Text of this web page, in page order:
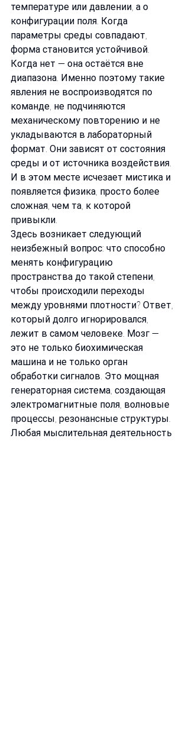
температуре или давлении, а о
конфигурации поля. Когда
параметры среды совпадают,
форма становится устойчивой.
Когда нет — она остаётся вне
диапазона. Именно поэтому такие
явления не воспроизводятся по
команде, не подчиняются
механическому повторению и не
укладываются в лабораторный
формат. Они зависят от состояния
среды и от источника воздействия.
И в этом месте исчезает мистика и
появляется физика, просто более
сложная, чем та, к которой
привыкли.
Здесь возникает следующий
неизбежный вопрос: что способно
менять конфигурацию
пространства до такой степени,
чтобы происходили переходы
между уровнями плотности? Ответ,
который долго игнорировался,
лежит в самом человеке. Мозг —
это не только биохимическая
машина и не только орган
обработки сигналов. Это мощная
генераторная система, создающая
электромагнитные поля, волновые
процессы, резонансные структуры.
Любая мыслительная деятельность